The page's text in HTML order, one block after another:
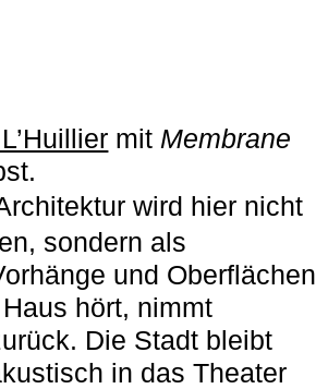
mit ­ Membrane
wird hier nicht
sondern als
und Oberflächen
hört, nimmt
Die Stadt bleibt
in das Theater